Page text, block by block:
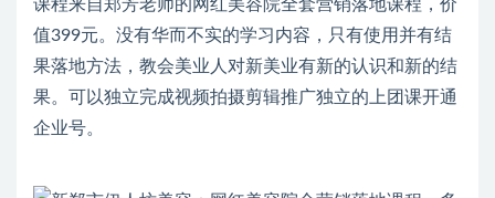
课程来自郑芳老师的网红美容院全套营销落地课程，价
值399元。没有华而不实的学习内容，只有使用并有结
果落地方法，教会美业人对新美业有新的认识和新的结
果。可以独立完成视频拍摄剪辑推广独立的上团课开通
企业号。